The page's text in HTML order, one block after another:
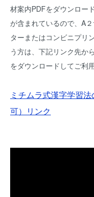
材案内PDFをダウンロー
が含まれているので、A
ターまたはコンビニプ
う方は、下記リンク先か
をダウンロードしてご利
ミチムラ式漢字学習
可）リンク